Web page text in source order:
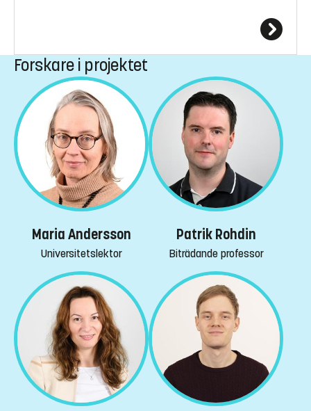
Forskare i projektet
Maria Andersson
Universitetslektor
Patrik Rohdin
Biträdande professor